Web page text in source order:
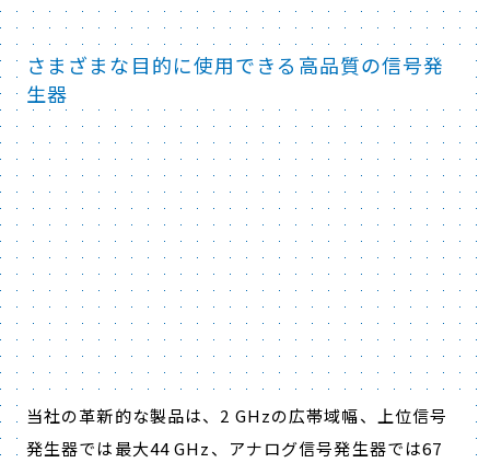
さまざまな目的に使用できる高品質の信号発
生器
当社の革新的な製品は、2 GHzの広帯域幅、上位信号
発生器では最大44 GHz、アナログ信号発生器では67